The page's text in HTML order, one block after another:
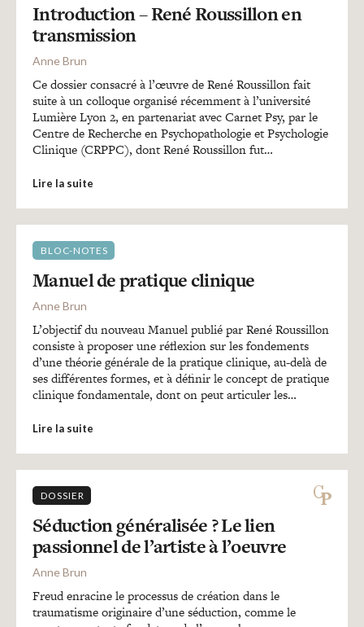
BLOC-NOTES
Manuel de pratique clinique
Anne Brun
L’objectif du nouveau Manuel publié par René Roussillon
consiste à proposer une réflexion sur les fondements
d’une théorie générale de la pratique clinique, au-delà de
ses différentes formes, et à définir le concept de pratique
clinique fondamentale, dont on peut articuler les…
Lire la suite
Introduction – René Roussillon en
transmission
Anne Brun
Ce dossier consacré à l’œuvre de René Roussillon fait
suite à un colloque organisé récemment à l’université
Lumière Lyon 2, en partenariat avec Carnet Psy, par le
Centre de Recherche en Psychopathologie et Psychologie
Clinique (CRPPC), dont René Roussillon fut…
Lire la suite
DOSSIER
Séduction généralisée ? Le lien
passionnel de l’artiste à l’oeuvre
Anne Brun
Freud enracine le processus de création dans le
traumatisme originaire d’une séduction, comme le